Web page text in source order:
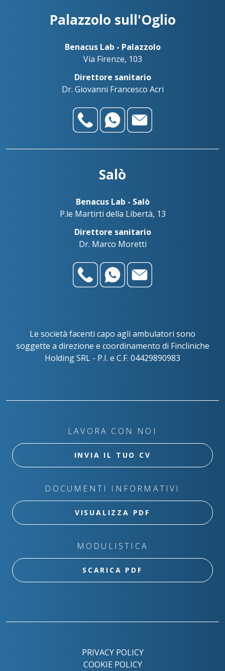
Palazzolo sull'Oglio
Benacus Lab - Palazzolo
Via Firenze, 103
Direttore sanitario
Dr. Giovanni Francesco Acri
Salò
Benacus Lab - Salò
P.le Martirti della Libertà, 13
Direttore sanitario
Dr. Marco Moretti
Le società facenti capo agli ambulatori sono
soggette a direzione e coordinamento di Fincliniche
Holding SRL - P.I. e C.F. 04429890983
LAVORA CON NOI
INVIA IL TUO CV
DOCUMENTI INFORMATIVI
VISUALIZZA PDF
MODULISTICA
SCARICA PDF
PRIVACY POLICY
COOKIE POLICY